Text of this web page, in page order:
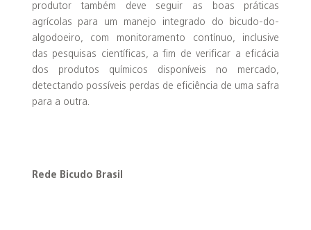
produtor também deve seguir as boas práticas
agrícolas para um manejo integrado do bicudo-do-
algodoeiro, com monitoramento contínuo, inclusive
das pesquisas científicas, a fim de verificar a eficácia
dos produtos químicos disponíveis no mercado,
detectando possíveis perdas de eficiência de uma safra
para a outra.
Rede Bicudo Brasil